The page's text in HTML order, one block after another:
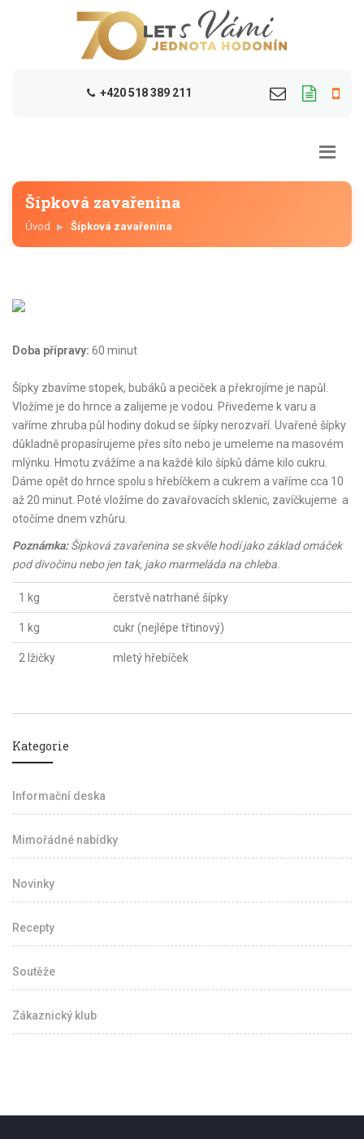
+420 518 389 211
Šípková zavařenina
Úvod Šípková zavařenina
Doba přípravy: 60 minut
Šípky zbavíme stopek, bubáků a peciček a překrojíme je napůl.
Vložíme je do hrnce a zalijeme je vodou. Přivedeme k varu a
vaříme zhruba půl hodiny dokud se šípky nerozvaří. Uvařené šípky
důkladně propasírujeme přes síto nebo je umeleme na masovém
mlýnku. Hmotu zvážíme a na každé kilo šípků dáme kilo cukru.
Dáme opět do hrnce spolu s hřebíčkem a cukrem a vaříme cca 10
až 20 minut. Poté vložíme do zavařovacích sklenic, zavíčkujeme a
otočíme dnem vzhůru.
Poznámka:Šípková zavařenina se skvěle hodí jako základ omáček
pod divočinu nebo jen tak, jako marmeláda na chleba.
1 kg čerstvě natrhané šípky
1 kg cukr (nejlépe třtinový)
2 lžičky mletý hřebíček
Kategorie
Informační deska
Mimořádné nabídky
Novinky
Recepty
Soutěže
Zákaznický klub